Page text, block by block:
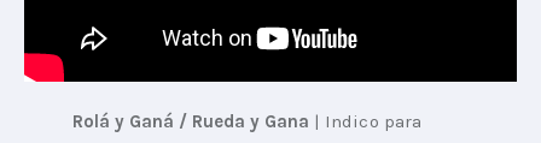
Rolá y Ganá / Rueda y Gana | Indico para